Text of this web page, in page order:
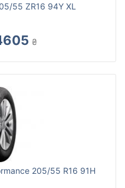
55 ZR16 94Y XL
₴
205/55 R16 91H